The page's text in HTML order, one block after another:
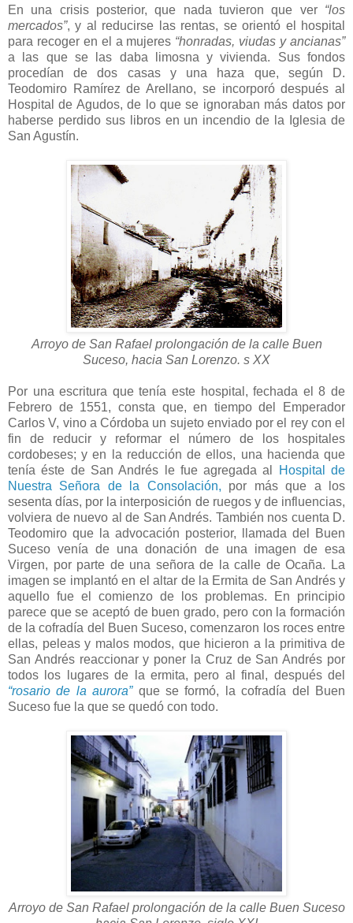
En una crisis posterior, que nada tuvieron que ver “los
mercados”, y al reducirse las rentas, se orientó el hospital
para recoger en el a mujeres “honradas, viudas y ancianas”
a las que se las daba limosna y vivienda. Sus fondos
procedían de dos casas y una haza que, según D.
Teodomiro Ramírez de Arellano, se incorporó después al
Hospital de Agudos, de lo que se ignoraban más datos por
haberse perdido sus libros en un incendio de la Iglesia de
San Agustín.
Arroyo de San Rafael prolongación de la calle Buen
Suceso, hacia San Lorenzo. s XX
Por una escritura que tenía este hospital, fechada el 8 de
Febrero de 1551, consta que, en tiempo del Emperador
Carlos V, vino a Córdoba un sujeto enviado por el rey con el
fin de reducir y reformar el número de los hospitales
cordobeses; y en la reducción de ellos, una hacienda que
tenía éste de San Andrés le fue agregada al
Hospital de
Nuestra Señora de la Consolación, por más que a los
sesenta días, por la interposición de ruegos y de influencias,
volviera de nuevo al de San Andrés. También nos cuenta D.
Teodomiro que la advocación posterior, llamada del Buen
Suceso venía de una donación de una imagen de esa
Virgen, por parte de una señora de la calle de Ocaña. La
imagen se implantó en el altar de la Ermita de San Andrés y
aquello fue el comienzo de los problemas. En principio
parece que se aceptó de buen grado, pero con la formación
de la cofradía del Buen Suceso, comenzaron los roces entre
ellas, peleas y malos modos, que hicieron a la primitiva de
San Andrés reaccionar y poner la Cruz de San Andrés por
todos los lugares de la ermita, pero al final, después del
“rosario de la aurora” que se formó, la cofradía del Buen
Suceso fue la que se quedó con todo.
Arroyo de San Rafael prolongación de la calle Buen Suceso